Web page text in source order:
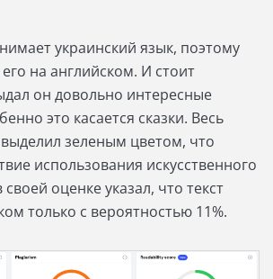
украинский язык, поэтому
на английском. И стоит
он довольно интересные
это касается сказки. Весь
выделил зеленым цветом, что
использования искусственного
оценке указал, что текст
только с вероятностью 11%.